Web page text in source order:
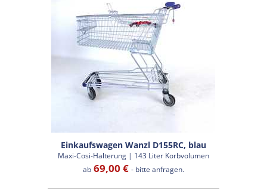
Einkaufswagen Wanzl D155RC, blau
Maxi-Cosi-Halterung | 143 Liter Korbvolumen
ab69,00 € - bitte anfragen.